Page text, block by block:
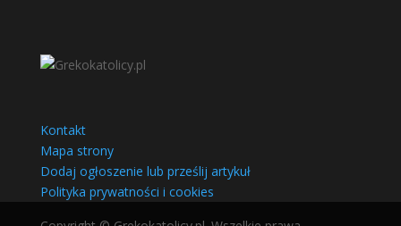
Kontakt
Mapa strony
Dodaj ogłoszenie lub prześlij artykuł
Polityka prywatności i cookies